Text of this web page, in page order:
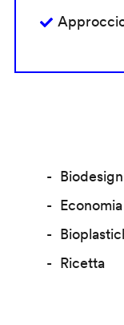
Biodesign
Ricetta